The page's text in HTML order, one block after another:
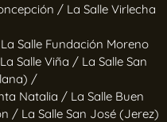
/ La Salle Virlecha
La Salle Fundación Moreno
La Salle Viña / La Salle San
/
Natalia / La Salle Buen
/ La Salle San José (Jerez)